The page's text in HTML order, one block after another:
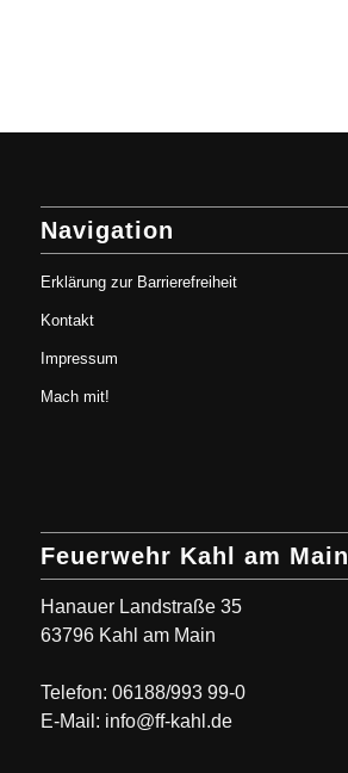
Navigation
Erklärung zur Barrierefreiheit
Kontakt
Impressum
Mach mit!
Feuerwehr Kahl am Main
Hanauer Landstraße 35
63796 Kahl am Main
Telefon: 06188/993 99-0
E-Mail: info@ff-kahl.de